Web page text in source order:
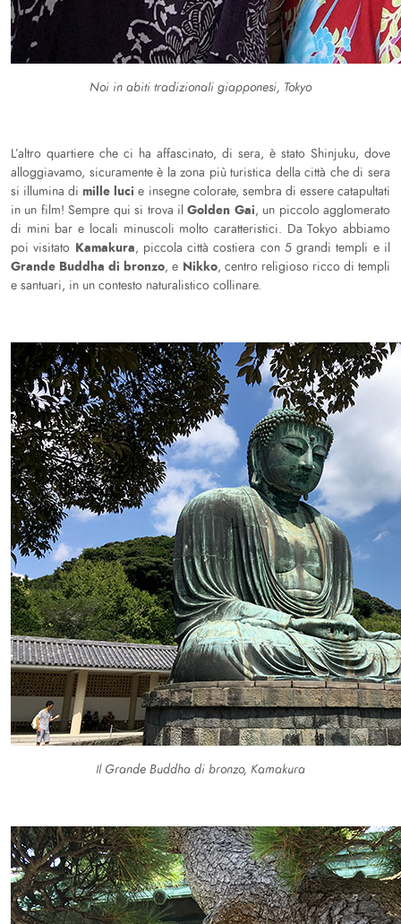
Noi in abiti tradizionali giapponesi, Tokyo
L’altro quartiere che ci ha affascinato, di sera, è stato Shinjuku, dove
alloggiavamo, sicuramente è la zona più turistica della città che di sera
si illumina dimille lucie insegne colorate, sembra di essere catapultati
in un film! Sempre qui si trova ilGolden Gai, un piccolo agglomerato
di mini bar e locali minuscoli molto caratteristici. Da Tokyo abbiamo
poi visitato Kamakura, piccola città costiera con 5 grandi templi e il
Grande Buddha di bronzo, e Nikko, centro religioso ricco di templi
e santuari, in un contesto naturalistico collinare.
Il Grande Buddha di bronzo, Kamakura